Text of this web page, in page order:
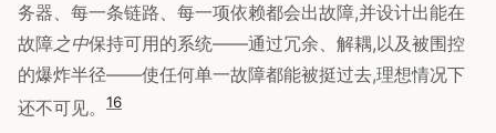
务器、每一条链路、每一项依赖都会出故障,并设计出能在
故障之中保持可用的系统——通过冗余、解耦,以及被围控
的爆炸半径——使任何单一故障都能被挺过去,理想情况下
还不可见。
16